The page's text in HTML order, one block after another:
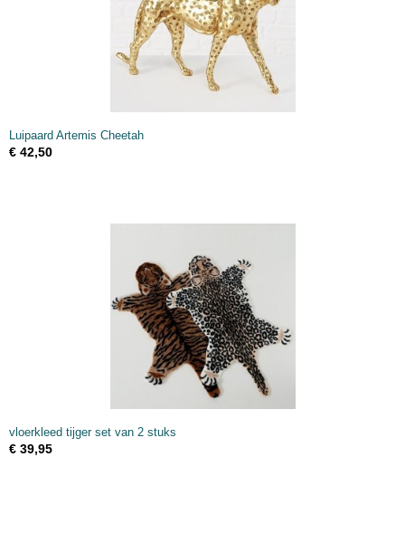
Luipaard Artemis Cheetah
€ 42,50
vloerkleed tijger set van 2 stuks
€ 39,95